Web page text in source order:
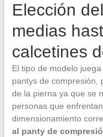
Elección
medias
calcetines
El tipo de modelo
pantys de compresión,
de la pierna ya que se
personas que
dimensionamiento
al panty de